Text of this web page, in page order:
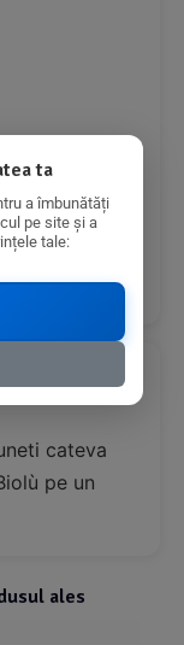
cateva
pe un
ales
ta
a îmbunătăți
pe site și a
tale: